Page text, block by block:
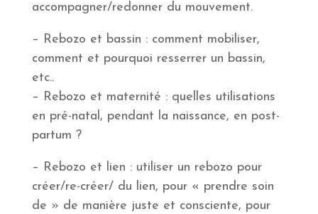
accompagner/redonner du mouvement.
– Rebozo et bassin : comment mobiliser,
comment et pourquoi resserrer un bassin,
etc..
– Rebozo et maternité : quelles utilisations
en pré-natal, pendant la naissance, en post-
partum ?
– Rebozo et lien : utiliser un rebozo pour
créer/re-créer/ du lien, pour « prendre soin
de » de manière juste et consciente, pour